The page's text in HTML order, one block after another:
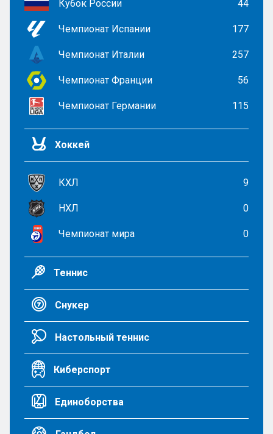
Кубок России 44
Чемпионат Испании 177
Чемпионат Италии 257
Чемпионат Франции 56
Чемпионат Германии 115
Хоккей
КХЛ 9
НХЛ 0
Чемпионат мира 0
Теннис
Снукер
Настольный теннис
Киберспорт
Единоборства